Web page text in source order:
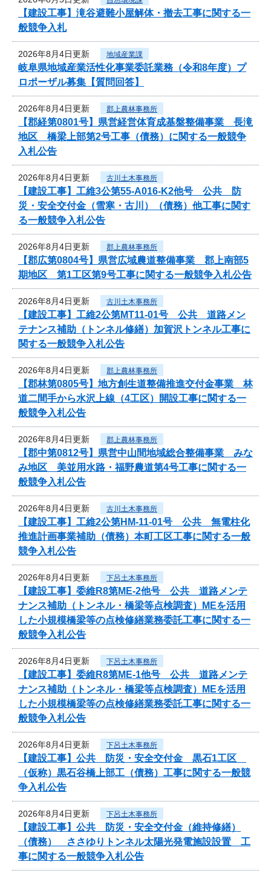
【建設工事】滝谷避難小屋解体・撤去工事に関する一
般競争入札
2026年8月4日更新 地域産業課
岐阜県地域産業活性化事業委託業務（令和8年度）プ
ロポーザル募集【質問回答】
2026年8月4日更新 郡上農林事務所
【郡経第0801号】県営経営体育成基盤整備事業 長滝
地区 橋梁上部第2号工事（債務）に関する一般競争
入札公告
2026年8月4日更新 古川土木事務所
【建設工事】工維3公第55-A016-K2他号 公共 防
災・安全交付金（雪寒・古川）（債務）他工事に関す
る一般競争入札公告
2026年8月4日更新 郡上農林事務所
【郡広第0804号】県営広域農道整備事業 郡上南部5
期地区 第1工区第9号工事に関する一般競争入札公告
2026年8月4日更新 古川土木事務所
【建設工事】工維2公第MT11-01号 公共 道路メン
テナンス補助（トンネル修繕）加賀沢トンネル工事に
関する一般競争入札公告
2026年8月4日更新 郡上農林事務所
【郡林第0805号】地方創生道整備推進交付金事業 林
道二間手から水沢上線（4工区）開設工事に関する一
般競争入札公告
2026年8月4日更新 郡上農林事務所
【郡中第0812号】県営中山間地域総合整備事業 みな
み地区 美並用水路・福野農道第4号工事に関する一
般競争入札公告
2026年8月4日更新 古川土木事務所
【建設工事】工維2公第HM-11-01号 公共 無電柱化
推進計画事業補助（債務）本町工区工事に関する一般
競争入札公告
2026年8月4日更新 下呂土木事務所
【建設工事】委維R8第ME-2他号 公共 道路メンテ
ナンス補助（トンネル・橋梁等点検調査）MEを活用
した小規模橋梁等の点検修繕業務委託工事に関する一
般競争入札公告
2026年8月4日更新 下呂土木事務所
【建設工事】委維R8第ME-1他号 公共 道路メンテ
ナンス補助（トンネル・橋梁等点検調査）MEを活用
した小規模橋梁等の点検修繕業務委託工事に関する一
般競争入札公告
2026年8月4日更新 下呂土木事務所
【建設工事】公共 防災・安全交付金 黒石1工区
（仮称）黒石谷橋上部工（債務）工事に関する一般競
争入札公告
2026年8月4日更新 下呂土木事務所
【建設工事】公共 防災・安全交付金（維持修繕）
（債務） ささゆりトンネル太陽光発電施設設置 工
事に関する一般競争入札公告